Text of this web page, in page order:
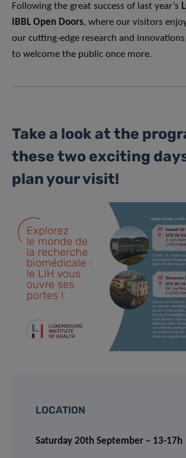
Following the great success of last year’s
IBBL Open Doors, where our visitors
our cutting-edge research and
to welcome the public once more.
Take a look at the
these two exciting
plan your visit!
LOCATION
Saturday 20th September – 13-17h